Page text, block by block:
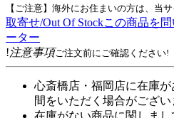
【ご注意】海外にお住まいの方は、当
取寄せ/Out Of Stockこの商品を
ーター
!注意事項ご注文前にご確認ください!
心斎橋店・福岡店に在庫
間をいただく場合がござい
在庫がない商品に関しま